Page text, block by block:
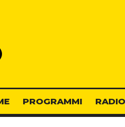
PROGRAMMI RADIO